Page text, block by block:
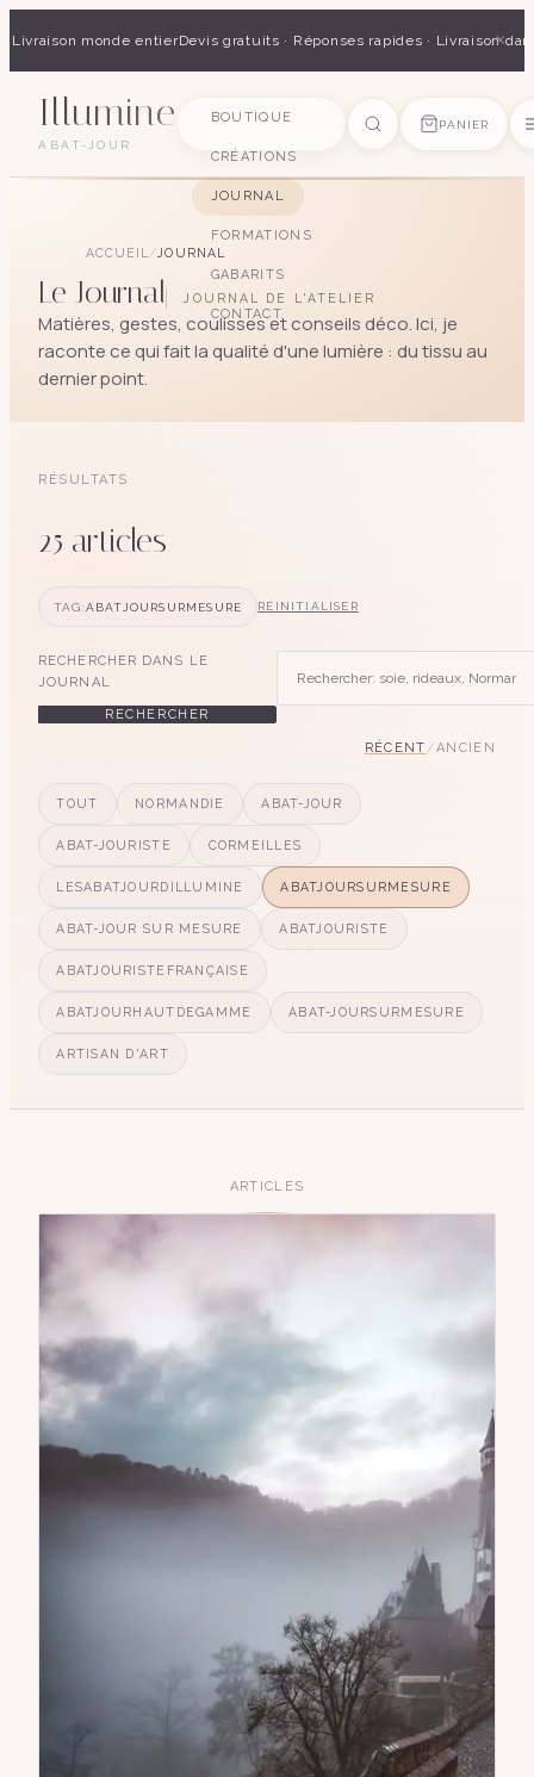
Livraison monde entierDevis gratuits · Réponses rapides · Livraison×
Illumine
ABAT-JOUR
BOUTIQUE
CRÉATIONS
JOURNAL
FORMATIONS
GABARITS
CONTACT
PANIER
ACCUEIL / JOURNAL
Le Journal JOURNAL DE L'ATELIER
Matières, gestes, coulisses et conseils déco. Ici, je
raconte ce qui fait la qualité d'une lumière : du tissu au
dernier point.
RÉSULTATS
25 articles
TAG:ABATJOURSURMESURE RÉINITIALISER
RECHERCHER DANS LE
JOURNAL
RECHERCHER
RÉCENT /ANCIEN
TOUT NORMANDIE ABAT-JOUR
ABAT-JOURISTE CORMEILLES
LESABATJOURDILLUMINE ABATJOURSURMESURE
ABAT-JOUR SUR MESURE ABATJOURISTE
ABATJOURISTEFRANÇAISE
ABATJOURHAUTDEGAMME ABAT-JOURSURMESURE
ARTISAN D'ART
ARTICLES
SUGGESTIONS
art déco